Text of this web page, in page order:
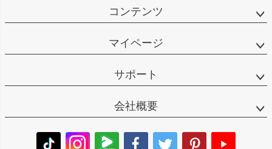
コンテンツ
マイページ
サポート
会社概要